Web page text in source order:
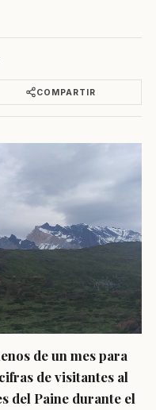
COMPARTIR
de un mes para
de visitantes al
del Paine durante el